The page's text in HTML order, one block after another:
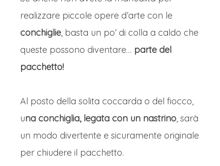
realizzare piccole opere d’arte con le
conchiglie, basta un po’ di colla a caldo che
queste possono diventare… parte del
pacchetto!
Al posto della solita coccarda o del fiocco,
una conchiglia, legata con un nastrino, sarà
un modo divertente e sicuramente originale
per chiudere il pacchetto.